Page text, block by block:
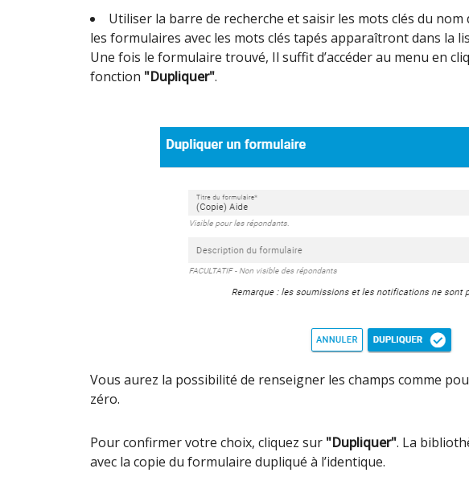
Utiliser la barre de recherche et saisir les mots clés du
les formulaires avec les mots clés tapés apparaîtront dans la
Une fois le formulaire trouvé, Il suffit d’accéder au menu en
fonction "Dupliquer".
Vous aurez la possibilité de renseigner les champs comme
zéro.
Pour confirmer votre choix, cliquez sur "Dupliquer". La
avec la copie du formulaire dupliqué à l’identique.